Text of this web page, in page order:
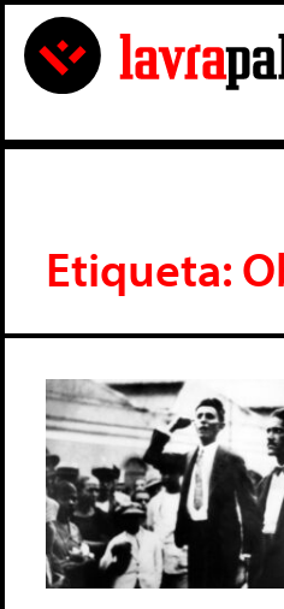
Etiqueta: